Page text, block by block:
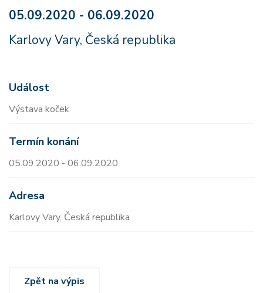
05.09.2020 - 06.09.2020
Karlovy Vary, Česká republika
Událost
Výstava koček
Termín konání
05.09.2020 - 06.09.2020
Adresa
Karlovy Vary, Česká republika
Zpět na výpis